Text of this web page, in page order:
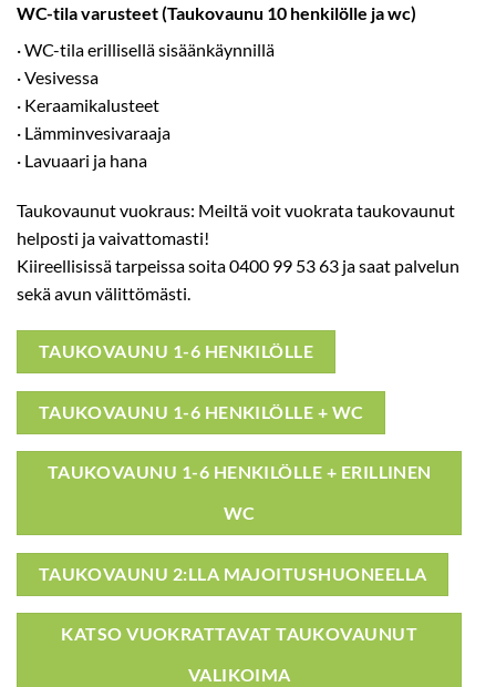
WC-tila varusteet (Taukovaunu 10 henkilölle ja wc)
· WC-tila erillisellä sisäänkäynnillä
· Vesivessa
· Keraamikalusteet
· Lämminvesivaraaja
· Lavuaari ja hana
Taukovaunut vuokraus: Meiltä voit vuokrata taukovaunut
helposti ja vaivattomasti!
Kiireellisissä tarpeissa soita 0400 99 53 63 ja saat palvelun
sekä avun välittömästi.
TAUKOVAUNU 1-6 HENKILÖLLE
TAUKOVAUNU 1-6 HENKILÖLLE + WC
TAUKOVAUNU 1-6 HENKILÖLLE + ERILLINEN
WC
TAUKOVAUNU 2:LLA MAJOITUSHUONEELLA
KATSO VUOKRATTAVAT TAUKOVAUNUT
VALIKOIMA